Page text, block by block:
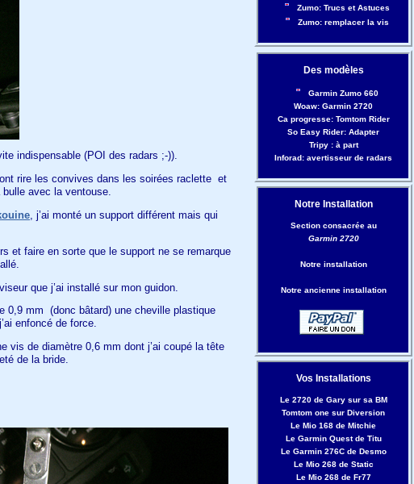
indispensable (POI des radars ;-)).
rire les convives dans les soirées raclette et
avec la ventouse.
, j’ai monté un support différent mais qui
et faire en sorte que le support ne se remarque
que j’ai installé sur mon guidon.
0,9 mm (donc bâtard) une cheville plastique
enfoncé de force.
vis de diamètre 0,6 mm dont j’ai coupé la tête
de la bride.
Zumo: Trucs et Astuces
Zumo: remplacer la vis
Des modèles
Garmin Zumo 660
Woaw: Garmin 2720
Ca progresse: Tomtom Rider
So Easy Rider: Adapter
Tripy : à part
Inforad: avertisseur de radars
Notre Installation
Section consacrée au
Garmin 2720
Notre installation
Notre ancienne installation
Vos Installations
Le 2720 de Gary sur sa BM
Tomtom one sur Diversion
Le Mio 168 de Mitchie
Le Garmin Quest de Titu
Le Garmin 276C de Desmo
Le Mio 268 de Static
Le Mio 268 de Fr77